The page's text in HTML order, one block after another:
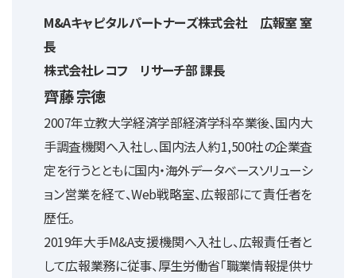
M&Aキャピタルパートナーズ株式会社 広報室 室
長
株式会社レコフ リサーチ部 課長
齊藤 宗徳
2007年立教大学経済学部経済学科卒業後、国内大
手調査機関へ入社し、国内法人約1,500社の企業査
定を行うとともに国内・海外データベースソリューシ
ョン営業を経て、Web戦略室、広報部にて責任者を
歴任。
2019年大手M&A支援機関へ入社し、広報責任者と
して広報業務に従事、厚生労働省「職業情報提供サ